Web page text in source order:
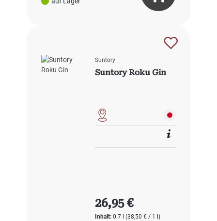
Suntory
Suntory Roku Gin
Inhalt:0.7 l(38,50 € / 1 l)
Regulärer Preis:
26,95 €